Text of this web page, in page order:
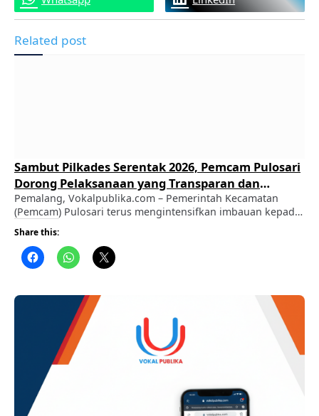
Related post
Sambut Pilkades Serentak 2026, Pemcam Pulosari
Dorong Pelaksanaan yang Transparan dan
Demokratis
Pemalang, Vokalpublika.com – Pemerintah Kecamatan
(Pemcam) Pulosari terus mengintensifkan imbauan kepada
masyarakat guna menyukseskan Pemilihan Kepala Desa
(Pilkades) Serentak 2026. ADVERTISEMENT Melalui langkah
sosialisasi ini, Pemcam Pulosari menegaskan komitmennya
dalam mengawal jalannya pesta demokrasi di tingkat desa
Berdasarkan publikasi resmi yang disampaikan Pemcam
Pulosari, pihak kecamatan mengajak seluruh …
Share this: